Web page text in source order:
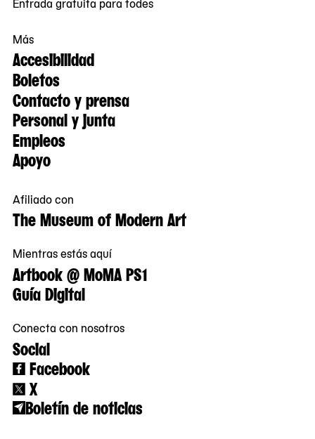
Más
Accesibilidad
Boletos
Contacto y prensa
Personal y junta
Empleos
Apoyo
Afiliado con
The Museum of Modern Art
Mientras estás aquí
Artbook @ MoMA PS1
Guía Digital
Conecta con nosotros
Social
Facebook
X
Boletín de noticias